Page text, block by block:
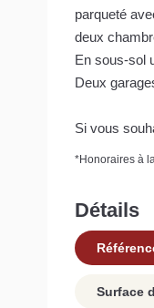
parqueté
deux
En sous-sol
Deux
Si vous
*Honoraires à
Détails
Surface